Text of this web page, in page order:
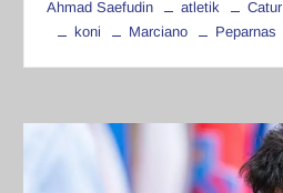
Ahmad Saefudin atletik Catur
koni
Marciano Peparnas